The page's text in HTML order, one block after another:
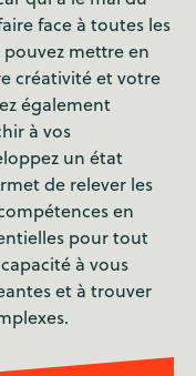
face à toutes les
mettre en
créativité et votre
également
à vos
un état
de relever les
en
pour tout
à vous
et à trouver